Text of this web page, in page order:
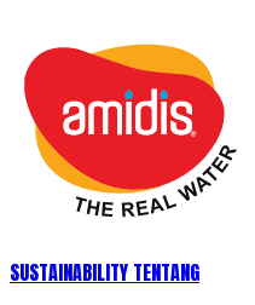
SUSTAINABILITY TENTANG